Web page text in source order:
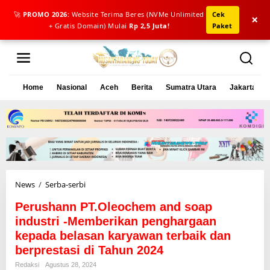
🚀 PROMO 2026: Website Terima Beres (NVMe Unlimited
+ Gratis Domain) Mulai Rp 2,5 Juta!
Cek
Paket
×
L
Home Nasional Aceh Berita Sumatra Utara Jakarta
News / Serba-serbi
r
u
h
a
n
Perushann PT.Oleochem and soap
industri -Memberikan penghargaan
kepada belasan karyawan terbaik dan
berprestasi di Tahun 2024
Redaksi
Agustus 28, 2024